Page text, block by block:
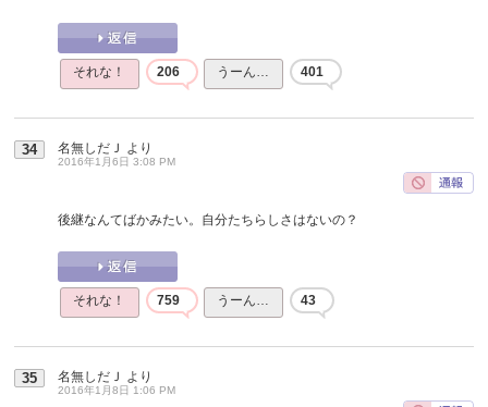
それな！ 206 うーん… 401
34 名無しだＪ より
2016年1月6日 3:08 PM
後継なんてばかみたい。自分たちらしさはないの？
それな！ 759 うーん… 43
35 名無しだＪ より
2016年1月8日 1:06 PM